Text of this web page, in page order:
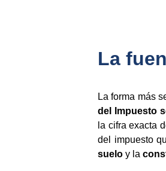
La
La forma más
del Impuesto
la cifra exacta
del impuesto
suelo y la